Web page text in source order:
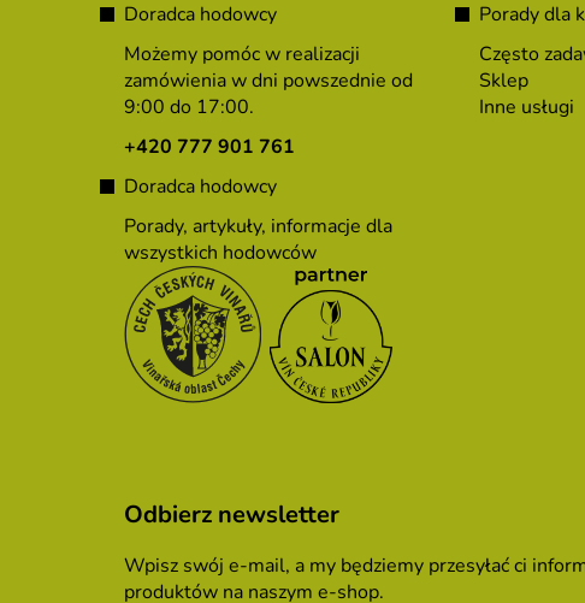
Doradca hodowcy
Możemy pomóc w realizacji
zamówienia w dni powszednie od
9:00 do 17:00.
+420 777 901 761
Doradca hodowcy
Porady, artykuły, informacje dla
wszystkich hodowców
Porady dla
Często
Sklep
Inne usługi
Odbierz newsletter
Wpisz swój e-mail, a my będziemy przesyłać ci
produktów na naszym e-shop.